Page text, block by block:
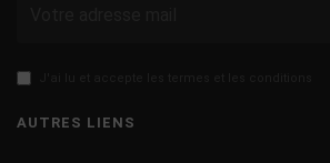
AUTRES LIENS